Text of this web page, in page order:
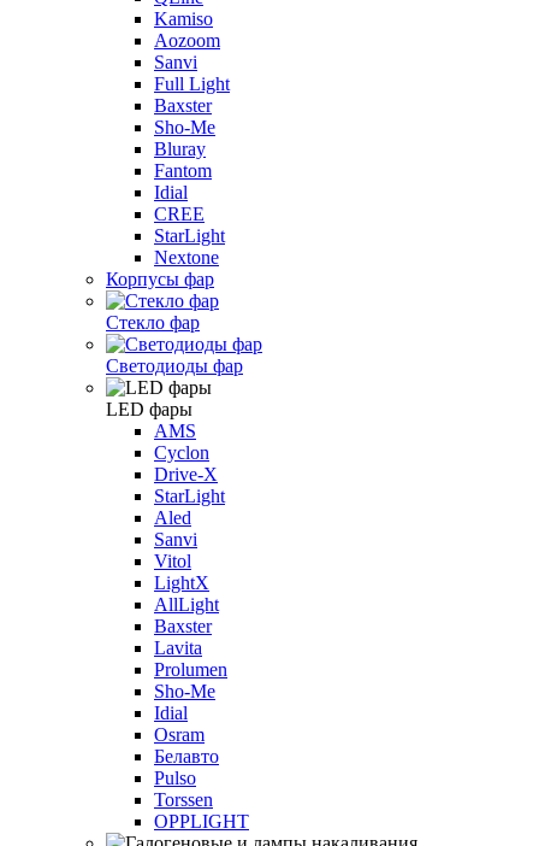
Kamiso
Aozoom
Sanvi
Full Light
Baxster
Sho-Me
Bluray
Fantom
Idial
CREE
StarLight
Nextone
Корпусы фар
Стекло фар
Светодиоды фар
LED фары
AMS
Cyclon
Drive-X
StarLight
Aled
Sanvi
Vitol
LightX
AllLight
Baxster
Lavita
Prolumen
Sho-Me
Idial
Osram
Белавто
Pulso
Torssen
OPPLIGHT